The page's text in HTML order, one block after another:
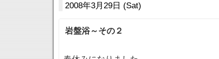
2008年3月29日 (Sat)
岩盤浴～その２